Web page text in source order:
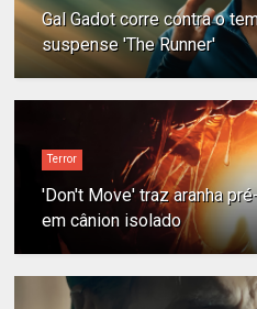
Gal Gadot corre contra o
suspense 'The Runner'
Terror
'Don't Move' traz aranha
em cânion isolado